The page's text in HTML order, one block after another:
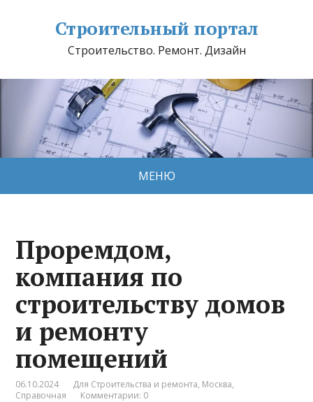
Строительный портал
Строительство. Ремонт. Дизайн
МЕНЮ
Проремдом,
компания по
строительству домов
и ремонту
помещений
06.10.2024 Для Строительства и ремонта, Москва,
Справочная
Комментарии: 0